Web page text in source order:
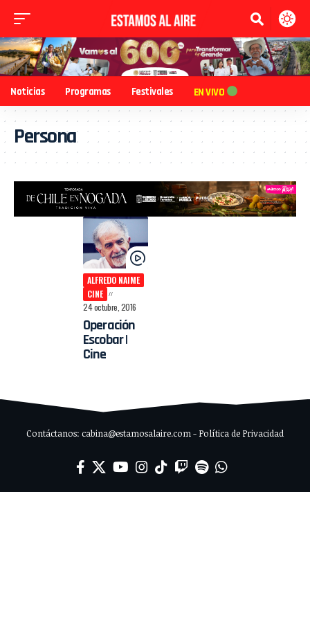
Noticias Programas Festivales EN VIVO
Persona
ALFREDO NAIME
CINE
24 octubre, 2016
Operación
Escobar |
Cine
Contáctanos: cabina@estamosalaire.com - Política de Privacidad